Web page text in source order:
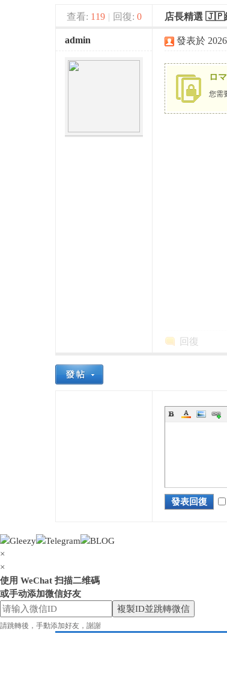
🥇
日
櫻
» › ›
查看: 119 | 回復: 0 店長精選 🇯🇵
admin 發表於
ロ
您需
回復
發表回復
×
×
使用 WeChat 扫描二维碼
或手动添加微信好友
複製ID並跳轉微信
請跳轉後，手動添加好友，謝謝